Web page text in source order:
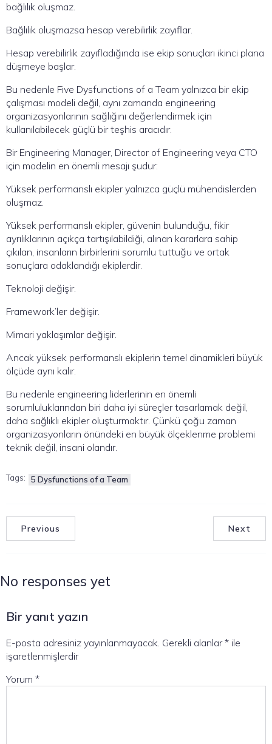
bağlılık oluşmaz.
Bağlılık oluşmazsa hesap verebilirlik zayıflar.
Hesap verebilirlik zayıfladığında ise ekip sonuçları ikinci plana
düşmeye başlar.
Bu nedenle Five Dysfunctions of a Team yalnızca bir ekip
çalışması modeli değil, aynı zamanda engineering
organizasyonlarının sağlığını değerlendirmek için
kullanılabilecek güçlü bir teşhis aracıdır.
Bir Engineering Manager, Director of Engineering veya CTO
için modelin en önemli mesajı şudur:
Yüksek performanslı ekipler yalnızca güçlü mühendislerden
oluşmaz.
Yüksek performanslı ekipler, güvenin bulunduğu, fikir
ayrılıklarının açıkça tartışılabildiği, alınan kararlara sahip
çıkılan, insanların birbirlerini sorumlu tuttuğu ve ortak
sonuçlara odaklandığı ekiplerdir.
Teknoloji değişir.
Framework’ler değişir.
Mimari yaklaşımlar değişir.
Ancak yüksek performanslı ekiplerin temel dinamikleri büyük
ölçüde aynı kalır.
Bu nedenle engineering liderlerinin en önemli
sorumluluklarından biri daha iyi süreçler tasarlamak değil,
daha sağlıklı ekipler oluşturmaktır. Çünkü çoğu zaman
organizasyonların önündeki en büyük ölçeklenme problemi
teknik değil, insani olandır.
Tags: 5 Dysfunctions of a Team
Previous Next
No responses yet
Bir yanıt yazın
E-posta adresiniz yayınlanmayacak. Gerekli alanlar* ile
işaretlenmişlerdir
Yorum *